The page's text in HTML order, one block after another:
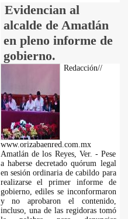
Evidencian al
alcalde de Amatlán
en pleno informe de
gobierno.
Redacción//
www.orizabaenred.com.mx
Amatlán de los Reyes, Ver. - Pese
a haberse decretado quórum legal
en sesión ordinaria de cabildo para
realizarse el primer informe de
gobierno, ediles se inconformaron
y no aprobaron el contenido,
incluso, una de las regidoras tomó